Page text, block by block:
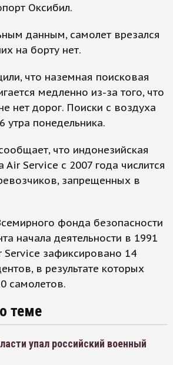
Оксибил.
данным, самолет врезался
на борту нет.
что наземная поисковая
медленно из-за того, что
нет дорог. Поиски с воздуха
утра понедельника.
что индонезийская
Service с 2007 года числится
запрещенных в
фонда безопасности
начала деятельности в 1991
Service зафиксировано 14
в результате которых
самолетов.
теме
упал российский военный